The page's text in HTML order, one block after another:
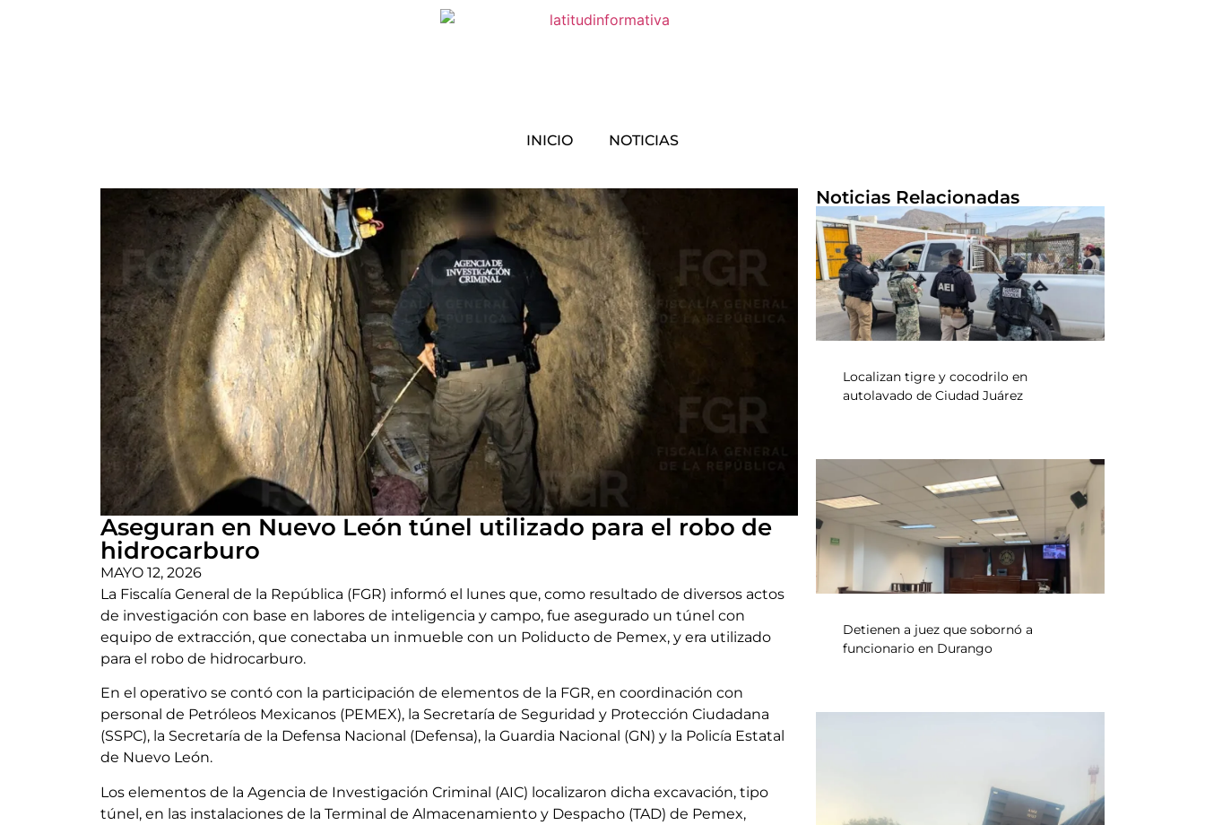
INICIO NOTICIAS
Aseguran en Nuevo León túnel utilizado para el robo de
hidrocarburo
MAYO 12, 2026
La Fiscalía General de la República (FGR) informó el lunes que, como resultado de diversos actos
de investigación con base en labores de inteligencia y campo, fue asegurado un túnel con
equipo de extracción, que conectaba un inmueble con un Poliducto de Pemex, y era utilizado
para el robo de hidrocarburo.
En el operativo se contó con la participación de elementos de la FGR, en coordinación con
personal de Petróleos Mexicanos (PEMEX), la Secretaría de Seguridad y Protección Ciudadana
(SSPC), la Secretaría de la Defensa Nacional (Defensa), la Guardia Nacional (GN) y la Policía Estatal
de Nuevo León.
Los elementos de la Agencia de Investigación Criminal (AIC) localizaron dicha excavación, tipo
túnel, en las instalaciones de la Terminal de Almacenamiento y Despacho (TAD) de Pemex,
Noticias Relacionadas
Localizan tigre y cocodrilo en
autolavado de Ciudad Juárez
Detienen a juez que sobornó a
funcionario en Durango